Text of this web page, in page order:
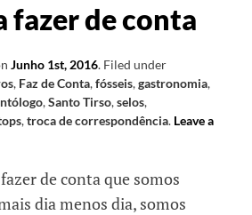
fazer de conta
Junho 1st, 2016. Filed under
, Faz de Conta,fósseis,gastronomia,
,Santo Tirso,selos,
,troca de correspondência. Leave a
de conta que somos
dia menos dia, somos